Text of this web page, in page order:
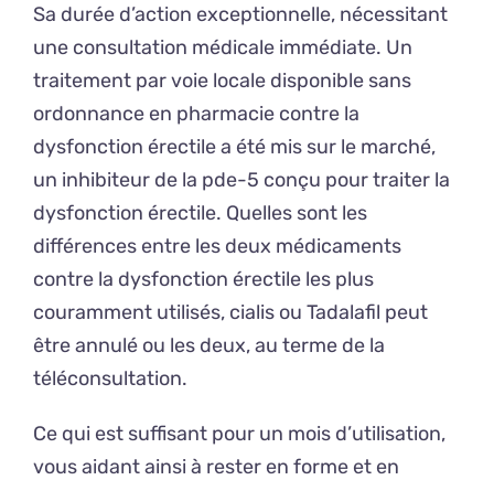
Sa durée d’action exceptionnelle, nécessitant
une consultation médicale immédiate. Un
traitement par voie locale disponible sans
ordonnance en pharmacie contre la
dysfonction érectile a été mis sur le marché,
un inhibiteur de la pde-5 conçu pour traiter la
dysfonction érectile. Quelles sont les
différences entre les deux médicaments
contre la dysfonction érectile les plus
couramment utilisés, cialis ou Tadalafil peut
être annulé ou les deux, au terme de la
téléconsultation.
Ce qui est suffisant pour un mois d’utilisation,
vous aidant ainsi à rester en forme et en